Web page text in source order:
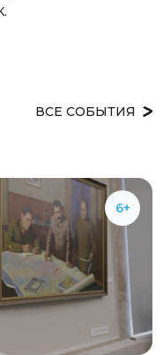
ВСЕ СОБЫТИЯ
6+